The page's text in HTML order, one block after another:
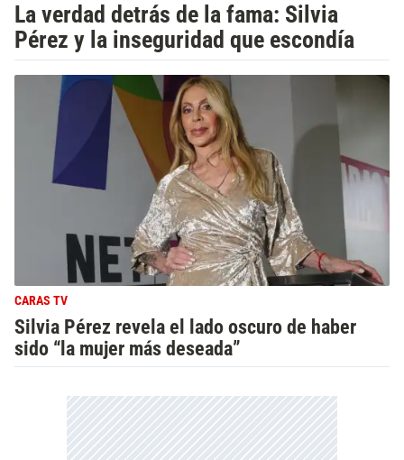
La verdad detrás de la fama: Silvia
Pérez y la inseguridad que escondía
CARAS TV
Silvia Pérez revela el lado oscuro de haber
sido “la mujer más deseada”